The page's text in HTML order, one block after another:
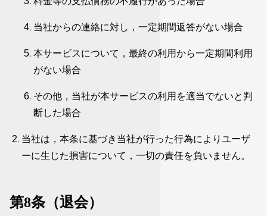
当社からの連絡に対し，一定期間返答がない場合
本サービスについて，最終の利用から一定期間利用
がない場合
その他，当社が本サービスの利用を適当でないと判
断した場合
当社は，本条に基づき当社が行った行為によりユーザ
ーに生じた損害について，一切の責任を負いません。
第8条（退会）